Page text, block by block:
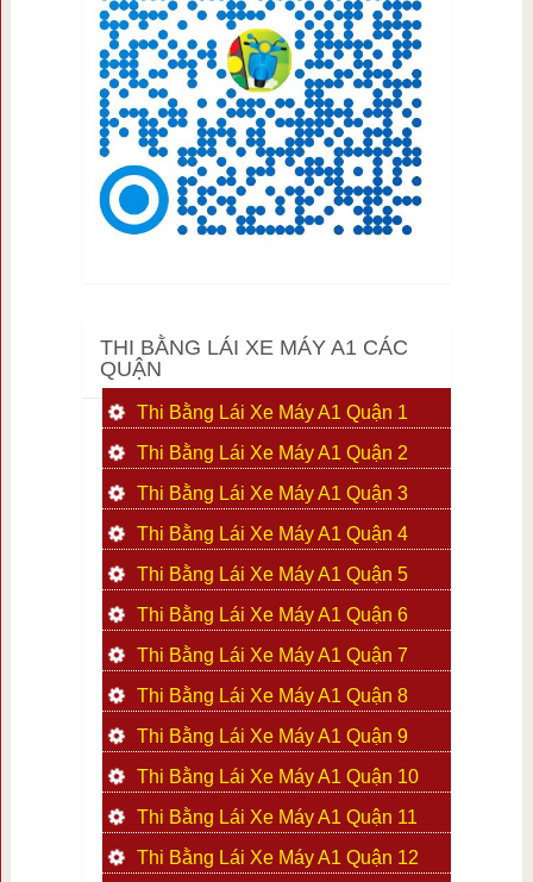
THI BẰNG LÁI XE MÁY A1 CÁC
QUẬN
Thi Bằng Lái Xe Máy A1 Quận 1
Thi Bằng Lái Xe Máy A1 Quận 2
Thi Bằng Lái Xe Máy A1 Quận 3
Thi Bằng Lái Xe Máy A1 Quận 4
Thi Bằng Lái Xe Máy A1 Quận 5
Thi Bằng Lái Xe Máy A1 Quận 6
Thi Bằng Lái Xe Máy A1 Quận 7
Thi Bằng Lái Xe Máy A1 Quận 8
Thi Bằng Lái Xe Máy A1 Quận 9
Thi Bằng Lái Xe Máy A1 Quận 10
Thi Bằng Lái Xe Máy A1 Quận 11
Thi Bằng Lái Xe Máy A1 Quận 12